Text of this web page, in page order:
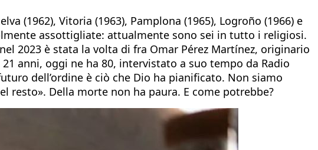
(1962), Vitoria (1963), Pamplona (1965), Logroño (1966) e
assottigliate: attualmente sono sei in tutto i religiosi.
2023 è stata la volta di fra Omar Pérez Martínez, originario
anni, oggi ne ha 80, intervistato a suo tempo da Radio
dell’ordine è ciò che Dio ha pianificato. Non siamo
resto». Della morte non ha paura. E come potrebbe?